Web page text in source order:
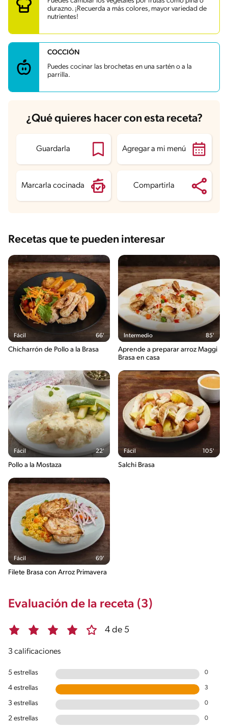
Grasas 19.6 g
Fibra 4.6 g
Azúcares
durazno. ¡Recuerda a más colores, mayor variedad de
nutrientes!
COCCIÓN
Puedes cocinar las brochetas en una sartén o a la
parrilla.
¿Qué quieres hacer con esta receta?
Guardarla Agregar a mi menú
Marcarla cocinada Compartirla
Recetas que te pueden interesar
Fácil 66'
Chicharrón de Pollo a la Brasa
Intermedio 85'
Aprende a preparar arroz Maggi
Brasa en casa
Fácil 22'
Pollo a la Mostaza
Fácil 105'
Salchi Brasa
Fácil 69'
Filete Brasa con Arroz Primavera
Evaluación de la receta (3)
4 de 5
3 calificaciones
5 estrellas 0
4 estrellas 3
3 estrellas 0
2 estrellas 0